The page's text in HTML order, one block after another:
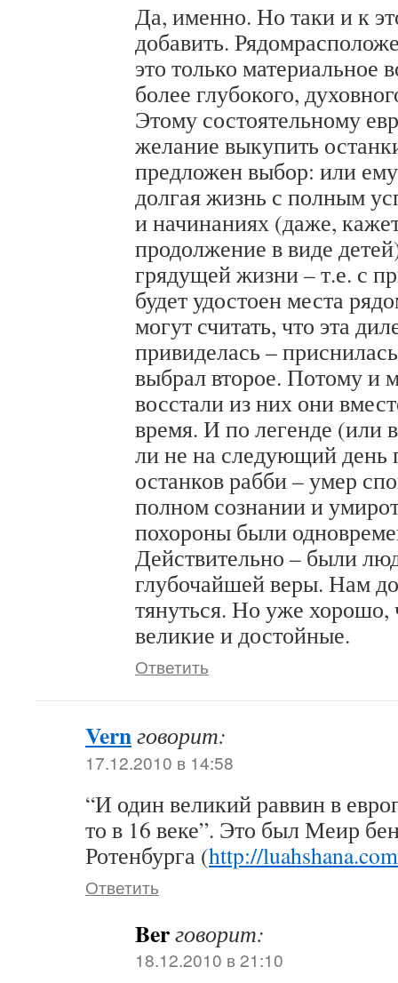
Да, именно. Но таки и к
добавить.
это только материальное
более глубокого,
Этому состоятельному
желание выкупить
предложен выбор: или
долгая жизнь с полным
и начинаниях (даже,
продолжение в виде
грядущей жизни – т.е. с
будет удостоен места
могут считать, что эта
привиделась –
выбрал второе. Потому и
восстали из них они
время. И по легенде (или
ли не на следующий день
останков рабби – умер
полном сознании и
похороны были
Действительно – были
глубочайшей веры. Нам
тянуться. Но уже хорошо,
великие и достойные.
Ответить
Vernговорит:
17.12.2010 в 14:58
“И один великий раввин в
то в 16 веке”. Это был Меир
Ротенбурга (http://
Ответить
Berговорит:
18.12.2010 в 21:10